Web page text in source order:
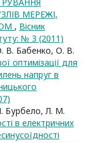
МЕРЕЖІ,
, Вісник
№ 3 (2011)
В. Бабенко, О. В.
оптимізації для
напруг в
Бурбело, Л. М.
в електричних